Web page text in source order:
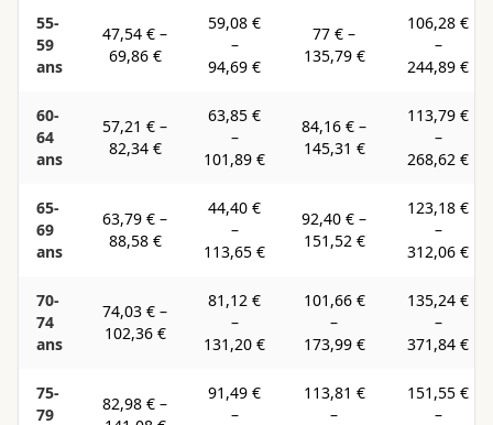
55-
59
ans
47,54 € –
69,86 €
59,08 €
–
94,69 €
77 € –
135,79 €
106,28 €
–
244,89 €
60-
64
ans
57,21 € –
82,34 €
63,85 €
–
101,89 €
84,16 € –
145,31 €
113,79 €
–
268,62 €
65-
69
ans
63,79 € –
88,58 €
44,40 €
–
113,65 €
92,40 € –
151,52 €
123,18 €
–
312,06 €
70-
74
ans
74,03 € –
102,36 €
81,12 €
–
131,20 €
101,66 €
–
173,99 €
135,24 €
–
371,84 €
75-
79
82,98 € –
91,49 €
–
113,81 €
–
151,55 €
–